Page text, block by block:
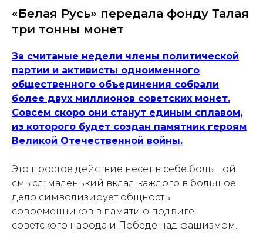
«Белая Русь» передала фонду Талая
три тонны монет
За считаные недели члены политической
партии и активисты одноименного
общественного объединения собрали
более двух миллионов советских монет.
Совсем скоро они станут единым сплавом,
из которого будет создан памятник героям
Великой Отечественной войны.
Это простое действие несет в себе большой
смысл: маленький вклад каждого в большое
дело символизирует общность
современников в памяти о подвиге
советского народа и Победе над фашизмом.